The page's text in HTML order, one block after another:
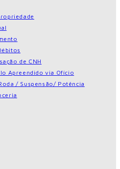
de CNH
Apreendido via Ofício
/ Suspensão/ Potência